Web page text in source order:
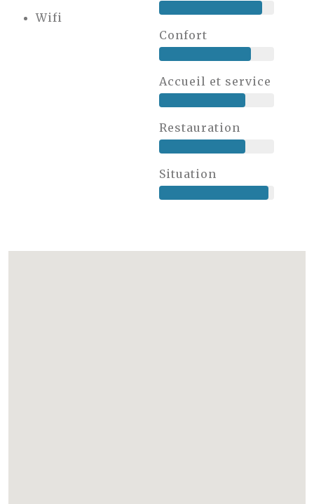
Wifi
Confort
Accueil et service
Restauration
Situation